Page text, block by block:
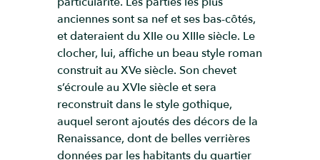
anciennes sont sa nef et ses bas-côtés,
et dateraient du XIIe ou XIIIe siècle. Le
clocher, lui, affiche un beau style roman
construit au XVe siècle. Son chevet
s’écroule au XVIe siècle et sera
reconstruit dans le style gothique,
auquel seront ajoutés des décors de la
Renaissance, dont de belles verrières
données par les habitants du quartier